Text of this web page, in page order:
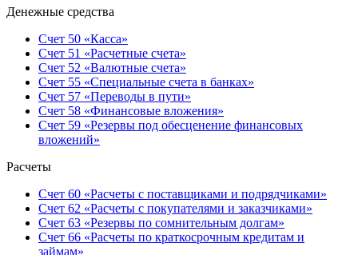
Денежные средства
Счет 50 «Касса»
Счет 51 «Расчетные счета»
Счет 52 «Валютные счета»
Счет 55 «Специальные счета в банках»
Счет 57 «Переводы в пути»
Счет 58 «Финансовые вложения»
Счет 59 «Резервы под обесценение финансовых
вложений»
Расчеты
Счет 60 «Расчеты с поставщиками и подрядчиками»
Счет 62 «Расчеты с покупателями и заказчиками»
Счет 63 «Резервы по сомнительным долгам»
Счет 66 «Расчеты по краткосрочным кредитам и
займам»